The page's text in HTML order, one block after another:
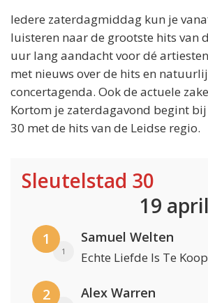
Iedere zaterdagmiddag kun je
luisteren naar de grootste hits van
uur lang aandacht voor dé
met nieuws over de hits en
concertagenda. Ook de actuele
Kortom je zaterdagavond begint
30 met de hits van de Leidse regio.
Sleutelstad 30
19
1
1
Samuel Welten
Echte Liefde Is Te Koop
2 Alex Warren